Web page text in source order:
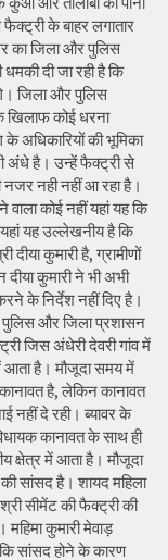
फैक्ट्री के बाहर लगातार
का जिला और पुलिस
दी जा रही है कि
जिला और पुलिस
खिलाफ कोई धरना
के अधिकारियों की भूमिका
अंधे है। उन्हें फैक्ट्री से
नही नहीं आ रहा है।
कोई नहीं यहां यह कि
यह उल्लेखनीय है कि
दीया कुमारी है, ग्रामीणों
कुमारी ने भी अभी
के निर्देश नहीं दिए है।
पुलिस और जिला प्रशासन
जिस अंधेरी देवरी गांव में
आता है। मौजूदा समय में
है, लेकिन कानावत
नहीं दे रही। ब्यावर के
कानावत के साथ ही
क्षेत्र में आता है। मौजूदा
की सांसद है। शायद महिला
श्री सीमेंट की फैक्ट्री की
महिमा कुमारी मेवाड़
सांसद होने के कारण